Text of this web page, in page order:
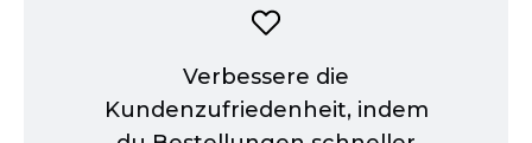
Verbessere die
Kundenzufriedenheit, indem